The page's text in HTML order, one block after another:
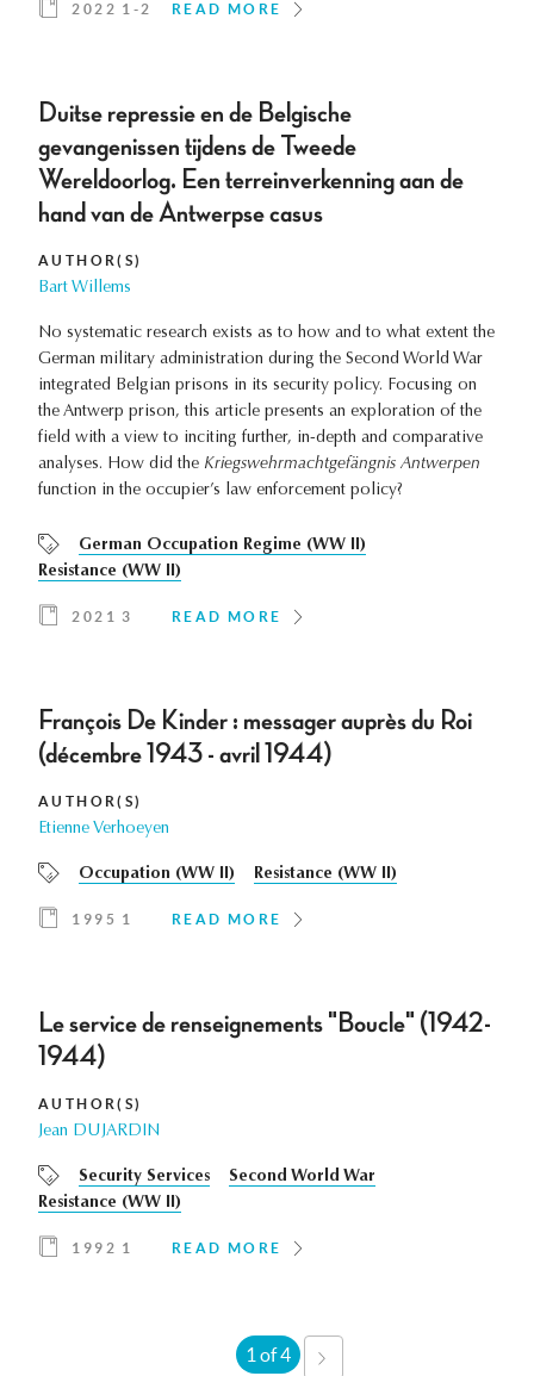
2022 1-2 READ MORE
Duitse repressie en de Belgische
gevangenissen tijdens de Tweede
Wereldoorlog. Een terreinverkenning aan de
hand van de Antwerpse casus
AUTHOR(S)
Bart Willems
No systematic research exists as to how and to what extent the
German military administration during the Second World War
integrated Belgian prisons in its security policy. Focusing on
the Antwerp prison, this article presents an exploration of the
field with a view to inciting further, in-depth and comparative
analyses. How did the Kriegswehrmachtgefängnis Antwerpen
function in the occupier’s law enforcement policy?
German Occupation Regime (WW II)
Resistance (WW II)
2021 3 READ MORE
François De Kinder : messager auprès du Roi
(décembre 1943 - avril 1944)
AUTHOR(S)
Etienne Verhoeyen
Occupation (WW II) Resistance (WW II)
1995 1 READ MORE
Le service de renseignements "Boucle" (1942-
1944)
AUTHOR(S)
Jean DUJARDIN
Security Services
Second World War
Resistance (WW II)
1992 1 READ MORE
1 of 4